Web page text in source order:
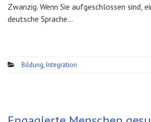
Zwanzig. Wenn Sie aufgeschlossen sind,
deutsche Sprache…
Bildung,Integration